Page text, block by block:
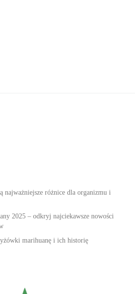
najważniejsze różnice dla organizmu i
2025 – odkryj najciekawsze nowości
marihuanę i ich historię